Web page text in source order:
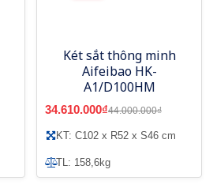
Két sắt thông minh
Aifeibao HK-
A1/D100HM
34.610.000₫44.000.000₫
KT: C102 x R52 x S46 cm
TL: 158,6kg